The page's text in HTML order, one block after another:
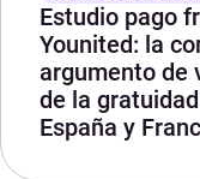
Estudio pago
Younited: la
argumento de
de la
España y